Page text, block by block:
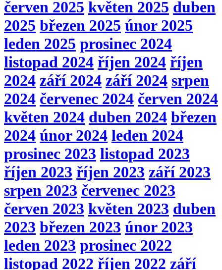
červen 2025 květen 2025 duben
2025 březen 2025 únor 2025
leden 2025 prosinec 2024
listopad 2024 říjen 2024 říjen
2024 září 2024 září 2024 srpen
2024 červenec 2024 červen 2024
květen 2024 duben 2024 březen
2024 únor 2024 leden 2024
prosinec 2023 listopad 2023
říjen 2023 říjen 2023 září 2023
srpen 2023 červenec 2023
červen 2023 květen 2023 duben
2023 březen 2023 únor 2023
leden 2023 prosinec 2022
listopad 2022 říjen 2022 září